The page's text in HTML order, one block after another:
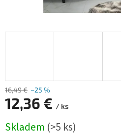
16,49 € –25 %
12,36 € / ks
cena:
Skladem (>5 ks)